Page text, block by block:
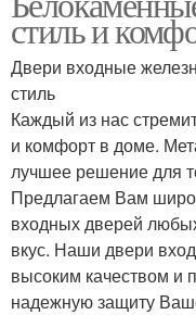
стиль и
Двери входные
стиль
Каждый из нас
и комфорт в доме.
лучшее решение для
Предлагаем Вам
входных дверей
вкус. Наши двери
высоким качеством и
надежную защиту